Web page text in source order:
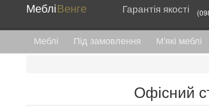
МебліВенге Гарантія якості
Меблі Під замовлення М'які меблі
Офісний